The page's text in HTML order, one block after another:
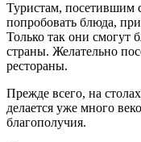
Туристам, посетившим
попробовать блюда,
Только так они смогут
страны. Желательно
рестораны.
Прежде всего, на
делается уже много
благополучия.